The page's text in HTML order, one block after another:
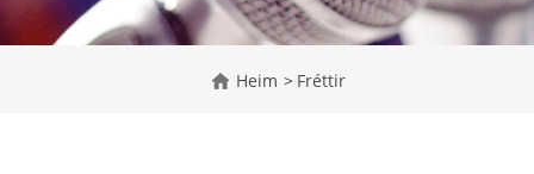
Heim Fréttir